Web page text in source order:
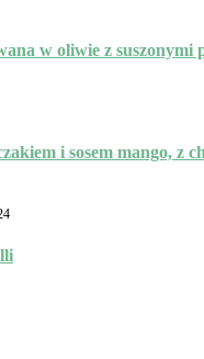
w oliwie z suszonymi
i sosem mango, z